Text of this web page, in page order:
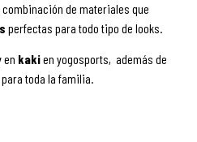
de materiales que
perfectas para todo tipo de looks.
en kakien yogosports, además de
toda la familia.